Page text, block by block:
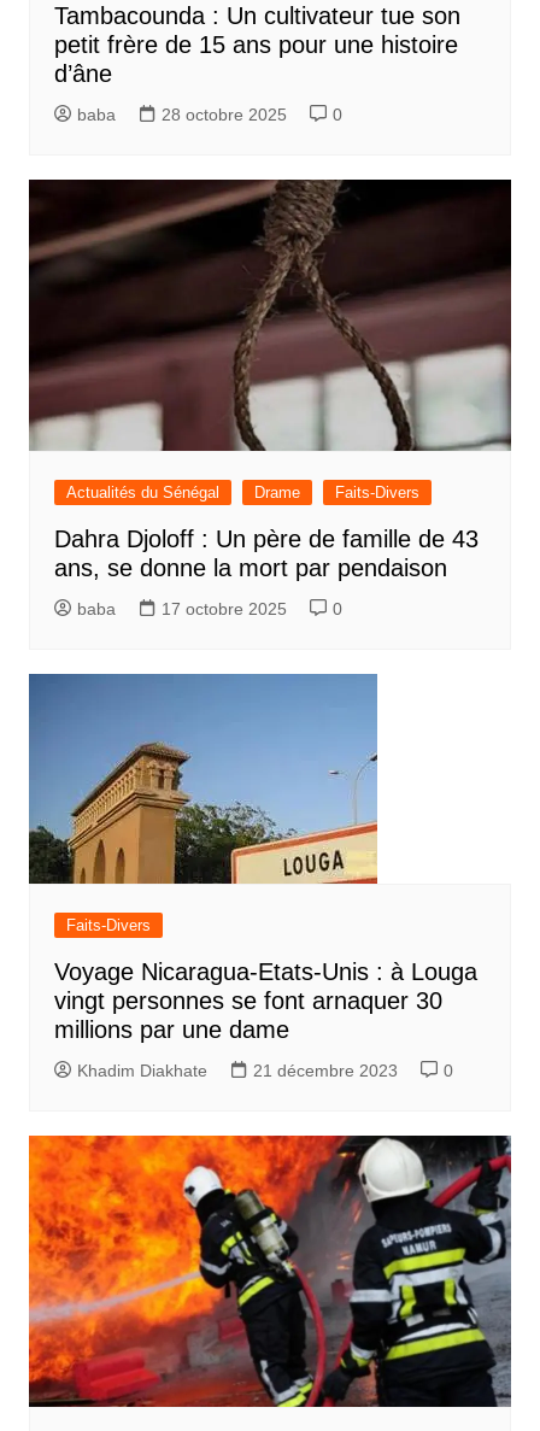
Tambacounda : Un cultivateur tue son
petit frère de 15 ans pour une histoire
d’âne
baba 28 octobre 2025 0
Actualités du Sénégal Drame Faits-Divers
Dahra Djoloff : Un père de famille de 43
ans, se donne la mort par pendaison
baba 17 octobre 2025 0
Faits-Divers
Voyage Nicaragua-Etats-Unis : à Louga
vingt personnes se font arnaquer 30
millions par une dame
Khadim Diakhate 21 décembre 2023 0